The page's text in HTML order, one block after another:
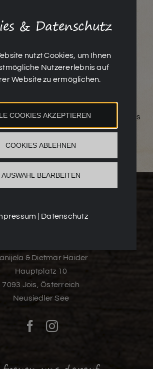
nur innerhalb Österreichs,
Kartons und ab einer
von 12 Flaschen.
kostenlos.
wenn nicht anders angegeben,
andere Länder kontaktieren Sie uns
weingut@ddhaider.at.
& Dietmar Haider
Hauptplatz 10
7093 Jois, Österreich
Neusiedler See
& Datenschutz
nutzt Cookies, um Ihnen
Nutzererlebnis auf
Website zu ermöglichen.
COOKIES AKZEPTIEREN
COOKIES ABLEHNEN
AUSWAHL BEARBEITEN
Datenschutz